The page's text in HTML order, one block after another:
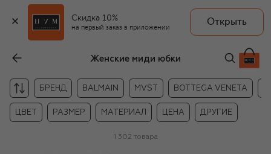
Скидка 10%
на первый заказ в приложении
Открыть
Женские миди юбки
БРЕНД BALMAIN MVST BOTTEGA VENETA
ЦВЕТ РАЗМЕР МАТЕРИАЛ ЦЕНА ДРУГИЕ
1 302 товара